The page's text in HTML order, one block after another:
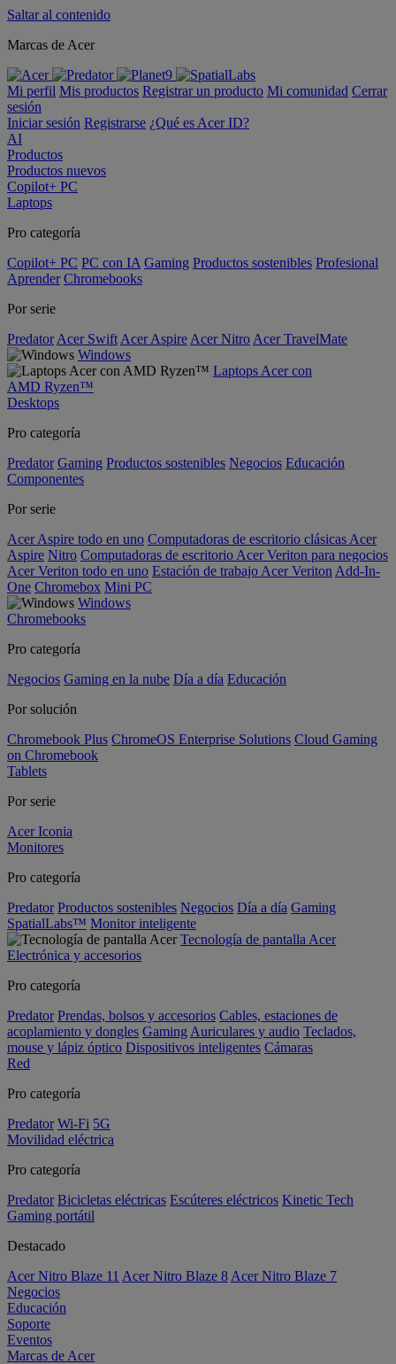
Saltar al contenido
Marcas de Acer
Mi perfil Mis productos Registrar un producto Mi comunidad Cerrar
sesión
Iniciar sesión Registrarse ¿Qué es Acer ID?
AI
Productos
Productos nuevos
Copilot+ PC
Laptops
Pro categoría
Copilot+ PC PC con IA Gaming Productos sostenibles Profesional
Aprender Chromebooks
Por serie
Predator Acer Swift Acer Aspire Acer Nitro Acer TravelMate
Windows
Laptops Acer con
AMD Ryzen™
Desktops
Pro categoría
Predator Gaming Productos sostenibles Negocios Educación
Componentes
Por serie
Acer Aspire todo en uno Computadoras de escritorio clásicas Acer
Aspire Nitro Computadoras de escritorio Acer Veriton para negocios
Acer Veriton todo en uno Estación de trabajo Acer Veriton Add-In-
One Chromebox Mini PC
Windows
Chromebooks
Pro categoría
Negocios Gaming en la nube Día a día Educación
Por solución
Chromebook Plus ChromeOS Enterprise Solutions Cloud Gaming
on Chromebook
Tablets
Por serie
Acer Iconia
Monitores
Pro categoría
Predator Productos sostenibles Negocios Día a día Gaming
SpatialLabs™ Monitor inteligente
Tecnología de pantalla Acer
Electrónica y accesorios
Pro categoría
Predator Prendas, bolsos y accesorios Cables, estaciones de
acoplamiento y dongles Gaming Auriculares y audio Teclados,
mouse y lápiz óptico Dispositivos inteligentes Cámaras
Red
Pro categoría
Predator Wi-Fi 5G
Movilidad eléctrica
Pro categoría
Predator Bicicletas eléctricas Escúteres eléctricos Kinetic Tech
Gaming portátil
Destacado
Acer Nitro Blaze 11 Acer Nitro Blaze 8 Acer Nitro Blaze 7
Negocios
Educación
Soporte
Eventos
Marcas de Acer